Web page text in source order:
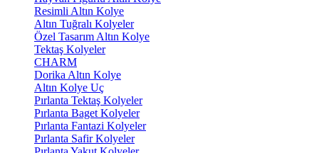
Resimli Altın Kolye
Altın Tuğralı Kolyeler
Özel Tasarım Altın Kolye
Tektaş Kolyeler
CHARM
Dorika Altın Kolye
Altın Kolye Uç
Pırlanta Tektaş Kolyeler
Pırlanta Baget Kolyeler
Pırlanta Fantazi Kolyeler
Pırlanta Safir Kolyeler